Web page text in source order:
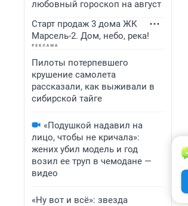
любовный гороскоп на август
Старт продаж 3 дома ЖК
Марсель-2. Дом, небо, река!
Пилоты потерпевшего
крушение самолета
рассказали, как выживали в
сибирской тайге
«Подушкой надавил на
лицо, чтобы не кричала»:
жених убил модель и год
возил ее труп в чемодане —
видео
«Ну вот и всё»: звезда